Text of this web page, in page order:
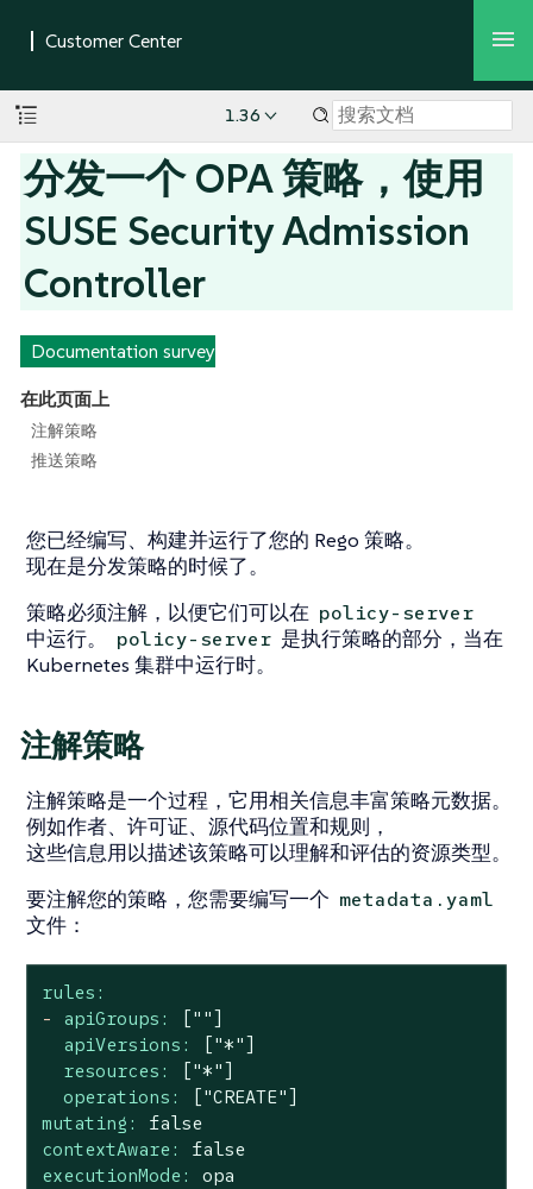
1.36
分发一个 OPA 策略，使用
SUSE Security Admission
Controller
Documentation survey
在此页面上
注解策略
推送策略
您已经编写、构建并运行了您的 Rego 策略。
现在是分发策略的时候了。
策略必须注解，以便它们可以在 policy-server
中运行。 policy-server 是执行策略的部分，当在
Kubernetes 集群中运行时。
注解策略
注解策略是一个过程，它用相关信息丰富策略元数据。
例如作者、许可证、源代码位置和规则，
这些信息用以描述该策略可以理解和评估的资源类型。
要注解您的策略，您需要编写一个 metadata.yaml
文件：
rules:
-
apiGroups:
[""]
apiVersions:
["*"]
resources:
["*"]
operations:
["CREATE"]
mutating:
false
contextAware:
false
executionMode:
opa